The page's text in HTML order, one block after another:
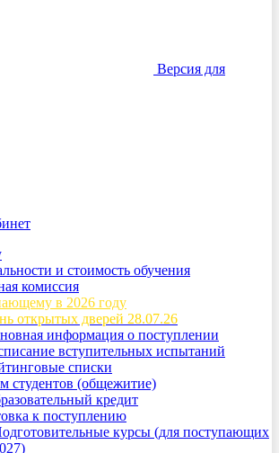
Версия для
и стоимость обучения
комиссия
в 2026 году
открытых дверей 28.07.26
информация о поступлении
вступительных испытаний
списки
студентов (общежитие)
кредит
к поступлению
курсы (для поступающих